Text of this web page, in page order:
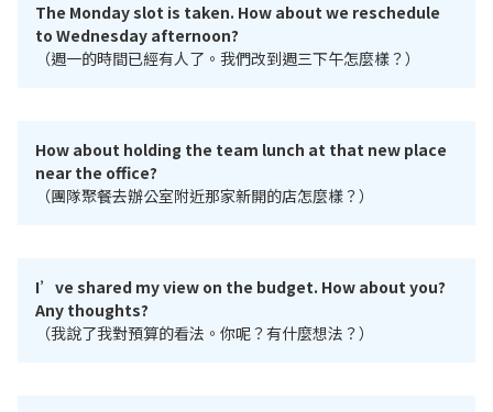
The Monday slot is taken. How about we reschedule
to Wednesday afternoon?
（週一的時間已經有人了。我們改到週三下午怎麼樣？）
How about holding the team lunch at that new place
near the office?
（團隊聚餐去辦公室附近那家新開的店怎麼樣？）
I’ve shared my view on the budget. How about you?
Any thoughts?
（我說了我對預算的看法。你呢？有什麼想法？）